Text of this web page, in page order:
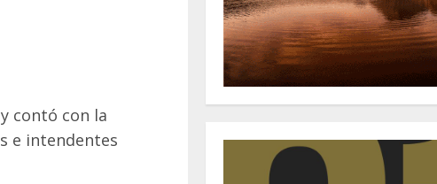
contó con la
e intendentes